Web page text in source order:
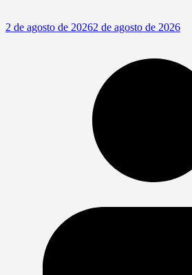
2 de agosto de 20262 de agosto de 2026